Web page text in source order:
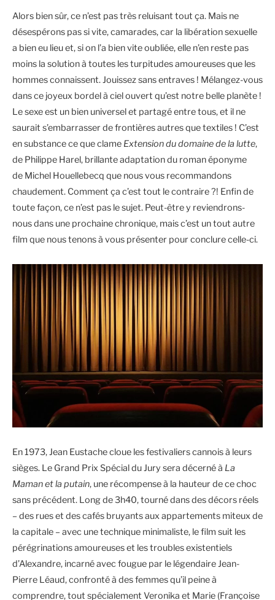
Alors bien sûr, ce n’est pas très reluisant tout ça. Mais ne
désespérons pas si vite, camarades, car la libération sexuelle
a bien eu lieu et, si on l’a bien vite oubliée, elle n’en reste pas
moins la solution à toutes les turpitudes amoureuses que les
hommes connaissent. Jouissez sans entraves ! Mélangez-vous
dans ce joyeux bordel à ciel ouvert qu’est notre belle planète !
Le sexe est un bien universel et partagé entre tous, et il ne
saurait s’embarrasser de frontières autres que textiles ! C’est
en substance ce que clame Extension du domaine de la lutte,
de Philippe Harel, brillante adaptation du roman éponyme
de Michel Houellebecq que nous vous recommandons
chaudement. Comment ça c’est tout le contraire ?! Enfin de
toute façon, ce n’est pas le sujet. Peut-être y reviendrons-
nous dans une prochaine chronique, mais c’est un tout autre
film que nous tenons à vous présenter pour conclure celle-ci.
En 1973, Jean Eustache cloue les festivaliers cannois à leurs
sièges. Le Grand Prix Spécial du Jury sera décerné à La
Maman et la putain, une récompense à la hauteur de ce choc
sans précédent. Long de 3h40, tourné dans des décors réels
– des rues et des cafés bruyants aux appartements miteux de
la capitale – avec une technique minimaliste, le film suit les
pérégrinations amoureuses et les troubles existentiels
d’Alexandre, incarné avec fougue par le légendaire Jean-
Pierre Léaud, confronté à des femmes qu’il peine à
comprendre, tout spécialement Veronika et Marie (Françoise